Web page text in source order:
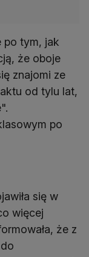
po tym, jak
że oboje
znajomi ze
od tylu lat,
po
się w
więcej
że z